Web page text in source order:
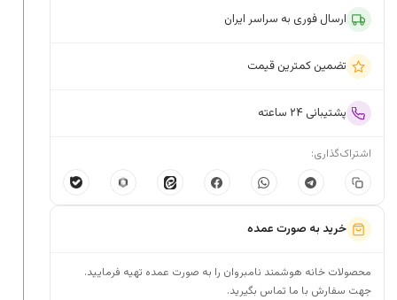
ارسال فوری به سراسر ایران
تضمین کمترین قیمت
پشتیبانی ۲۴ ساعته
اشتراک‌گذاری:
خرید به صورت عمده
محصولات خانه هوشمند نامبروان را به صورت عمده تهیه فرمایید.
جهت سفارش با ما تماس بگیرید.